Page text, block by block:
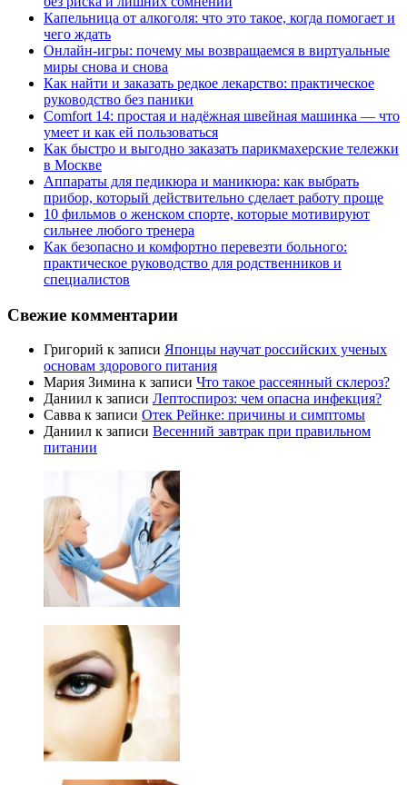
Капельница от алкоголя: что это такое, когда помогает и
чего ждать
Онлайн-игры: почему мы возвращаемся в виртуальные
миры снова и снова
Как найти и заказать редкое лекарство: практическое
руководство без паники
Comfort 14: простая и надёжная швейная машинка — что
умеет и как ей пользоваться
Как быстро и выгодно заказать парикмахерские тележки
в Москве
Аппараты для педикюра и маникюра: как выбрать
прибор, который действительно сделает работу проще
10 фильмов о женском спорте, которые мотивируют
сильнее любого тренера
Как безопасно и комфортно перевезти больного:
практическое руководство для родственников и
специалистов
Свежие комментарии
Григорий к записи Японцы научат российских ученых
основам здорового питания
Мария Зимина к записи Что такое рассеянный склероз?
Даниил к записи Лептоспироз: чем опасна инфекция?
Савва к записи Отек Рейнке: причины и симптомы
Даниил к записи Весенний завтрак при правильном
питании